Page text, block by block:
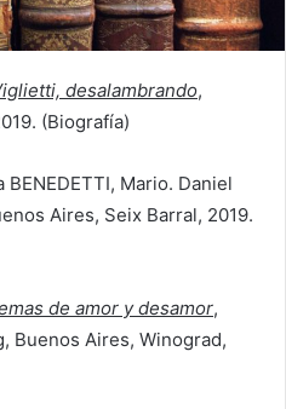
desalambrando,
(Biografía)
de amor y desamor,
Buenos Aires, Winograd,